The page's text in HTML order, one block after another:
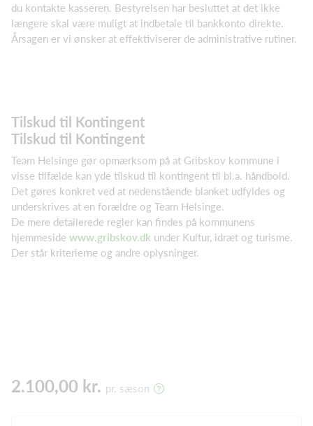
du kontakte kasseren. Bestyrelsen har besluttet at det ikke
længere skal være muligt at indbetale til bankkonto direkte.
Årsagen er vi ønsker at effektiviserer de administrative rutiner.
​Tilskud til Kontingent
​Tilskud til Kontingent
Team Helsinge gør opmærksom på at Gribskov kommune i
visse tilfælde kan yde tilskud til kontingent til bl.a. håndbold.
Det gøres konkret ved at nedenstående blanket udfyldes og
underskrives at en forældre og Team Helsinge.
De mere detailerede regler kan findes på kommunens
hjemmeside www.gribskov.dk under Kultur, idræt og turisme.
Der står kriterierne og andre oplysninger.
2.100,00 kr. pr. sæson